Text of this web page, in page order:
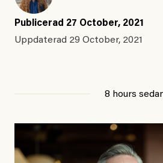
Publicerad 27 October, 2021
Uppdaterad 29 October, 2021
8 hours